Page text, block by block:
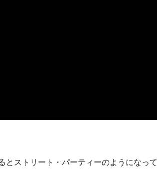
とストリート・パーティーのようになって